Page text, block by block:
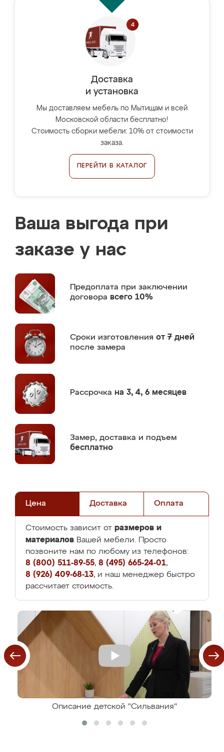
Доставка
и установка
Мы доставляем мебель по Мытищам и всей
Московской области бесплатно!
Стоимость сборки мебели: 10% от стоимости
заказа.
ПЕРЕЙТИ В КАТАЛОГ
Ваша выгода при
заказе у нас
Предоплата при заключении
договора всего 10%
Сроки изготовления от 7 дней
после замера
Рассрочка на 3, 4, 6 месяцев
Замер, доставка и подъем
бесплатно
Цена Доставка Оплата
Стоимость зависит от размеров и
материалов Вашей мебели. Просто
позвоните нам по любому из телефонов:
8 (800) 511-89-55, 8 (495) 665-24-01,
8 (926) 409-68-13, и наш менеджер быстро
рассчитает стоимость.
Описание детской "Сильвания"